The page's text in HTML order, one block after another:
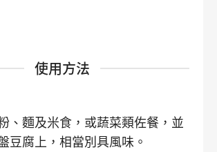
使用方法
、麵及米食，或蔬菜類佐餐，並
豆腐上，相當別具風味。